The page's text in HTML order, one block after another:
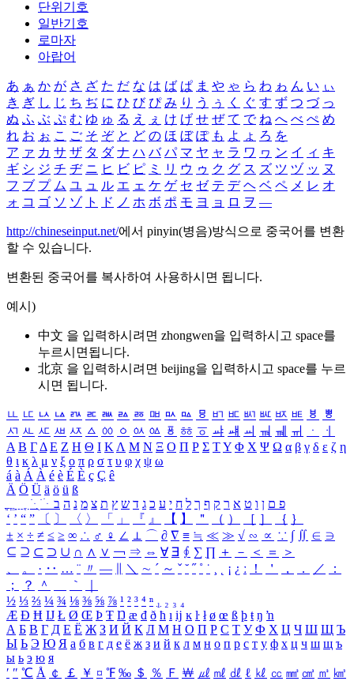
단위기호
일반기호
로마자
아랍어
あ ぁ か が さ ざ た だ な は ば ぱ ま や ゃ ら わ ゎ ん い ぃ
き ぎ し じ ち ぢ に ひ び ぴ み り う ぅ く ぐ す ず つ づ っ
ぬ ふ ぶ ぷ む ゆ ゅ る え ぇ け げ せ ぜ て で ね へ べ ぺ め
れ お ぉ こ ご そ ぞ と ど の ほ ぼ ぽ も よ ょ ろ を
ア ァ カ サ ザ タ ダ ナ ハ バ パ マ ヤ ャ ラ ワ ヮ ン イ ィ キ
ギ シ ジ チ ヂ ニ ヒ ビ ピ ミ リ ウ ゥ ク グ ス ズ ツ ヅ ッ ヌ
フ ブ プ ム ユ ュ ル エ ェ ケ ゲ セ ゼ テ デ ヘ ベ ペ メ レ オ
ォ コ ゴ ソ ゾ ト ド ノ ホ ボ ポ モ ヨ ョ ロ ヲ ―
http://chineseinput.net/에서 pinyin(병음)방식으로 중국어를 변환
할 수 있습니다.
변환된 중국어를 복사하여 사용하시면 됩니다.
예시)
中文 을 입력하시려면 zhongwen을 입력하시고 space를
누르시면됩니다.
北京 을 입력하시려면 beijing을 입력하시고 space를 누르
시면 됩니다.
ㅥ ㅦ ㅧ ㅨ ㅩ ㅪ ㅫ ㅬ ㅭ ㅮ ㅯ ㅰ ㅱ ㅲ ㅳ ㅴ ㅵ ㅶ ㅷ ㅸ
ㅹ
ㅺ ㅻ ㅼ ㅽ ㅾ ㅿ ㆀ ㆁ ㆂ ㆃ ㆄ ㆅ ㆆ ㆇ ㆈ ㆉ ㆊ ㆋ ㆌ ㆍ
ㆎ
Α Β ΓΔ Ε Ζ Η Θ Ι ΚΛ Μ Ν Ξ Ο Π Ρ Σ ΤΥ Φ Χ Ψ Ω α β γ δ ε ζ η
θ ι κ λ μ ν ξ ο π ρ σ τ υ φ χ ψ ω
á à Á À é è É È ç Ç ê
Ä Ö Ü ä ö ü ß
ִֶֹ ֻּ ׁׂ פ ם ן ו ט א ר ק ף ך ל ח י ע כ ג ד ש ץ ת צ מ נ ה ב
‘ ’ “ ” 〔 〕 〈 〉 「 」 『 』 【 】 ＂ （ ） ［ ］ ｛ ｝
± × ÷ ≠ ≤ ≥ ∞ ∴ ♂ ♀ ∠ ⊥ ⌒ ∂ ∇ ≡ ≒ ≪ ≫ √ ∽ ∝ ∵ ∫ ∬ ∈ ∋
⊆ ⊇ ⊂ ⊃ ∪ ∩ ∧ ∨ ￢ ⇒ ⇔ ∀ ∃ ∮ ∑ ∏ ＋ － ＜ ＝
＞
、
。 · ‥ … ¨ 〃 ― ＼ ∼ ´ ～ ˇ ˘ ˝ ˚ ˙ ¸ ¡ ¿ ː ！ ＇ ， ． ／
：
；
？ ＾ ｀
½ ⅓ ⅔ ¼ ¾ ⅛ ⅜ ⅝ ⅞ ¹ ² ³ ⁴ ⁿ ₁ ₂ ₃ ₄
Æ Ð Ħ Ĳ Ł Ø Œ Þ Ŧ Ŋ æ đ ð ħ ı ĳ ĸ ŀ ł ø œ ß þ ŧ ŋ ŉ
А Б В Г Д Е Ё Ж З И Й К Л М Н О П Р С Т У Ф Х Ц Ч Ш Щ Ъ
Ы Ь Э Ю Я а б в г д е ё ж з и й к л м н о п р с т у ф х ц ч ш щ ъ
ы ь э ю я
′ ″ ℃ Å ￠ ￡ ￥ ¤ ℉ ‰ ＄ ％ Ｆ ￦ ㎕ ㎖ ㎗ ℓ ㎘ ㏄ ㎣ ㎤ ㎥ ㎦